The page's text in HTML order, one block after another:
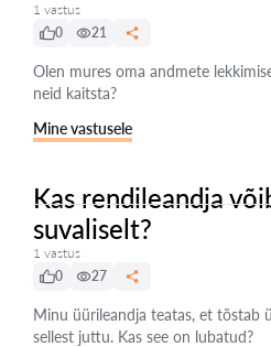
1 vastus
0
21
Olen mures oma andmete
neid kaitsta?
Mine vastusele
Kas rendileandja
suvaliselt?
1 vastus
0
27
Minu üürileandja teatas, et tõstab
sellest juttu. Kas see on lubatud?